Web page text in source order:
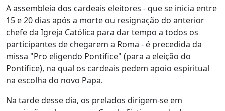
A assembleia dos cardeais eleitores - que se inicia entre
15 e 20 dias após a morte ou resignação do anterior
chefe da Igreja Católica para dar tempo a todos os
participantes de chegarem a Roma - é precedida da
missa "Pro eligendo Pontifice" (para a eleição do
Pontífice), na qual os cardeais pedem apoio espiritual
na escolha do novo Papa.
Na tarde desse dia, os prelados dirigem-se em